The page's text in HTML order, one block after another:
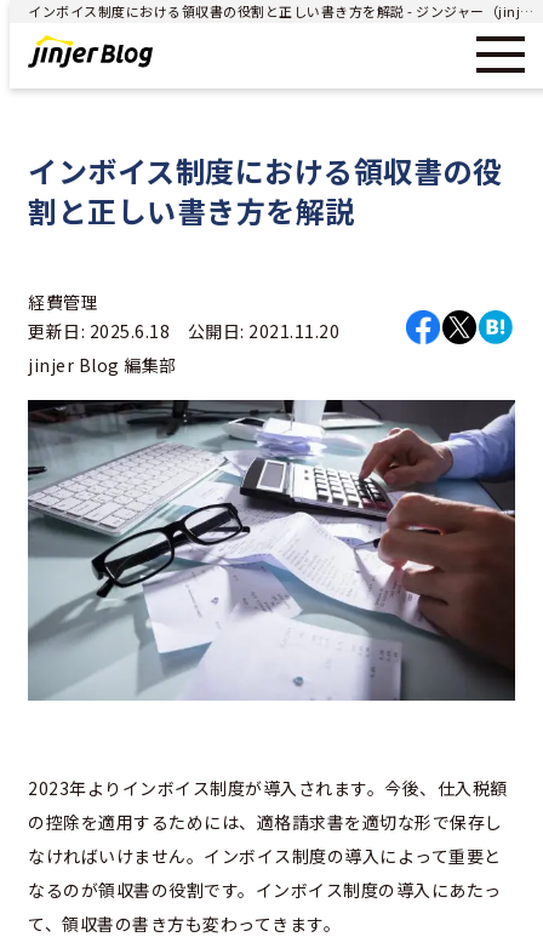
インボイス制度における領収書の役割と正しい書き方を解説 - ジンジャー（jinjer）｜統合型人事システム
インボイス制度における領収書の役
割と正しい書き方を解説
経費管理
更新日: 2025.6.18 公開日: 2021.11.20
jinjer Blog 編集部
2023年よりインボイス制度が導入されます。今後、仕入税額
の控除を適用するためには、適格請求書を適切な形で保存し
なければいけません。インボイス制度の導入によって重要と
なるのが領収書の役割です。インボイス制度の導入にあたっ
て、領収書の書き方も変わってきます。